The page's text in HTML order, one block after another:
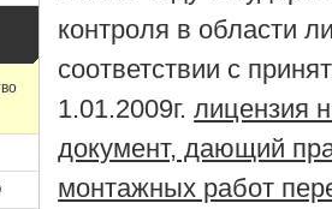
контроля в области
соответствии с
1.01.2009г.лицензия
документ, дающий
монтажных работ